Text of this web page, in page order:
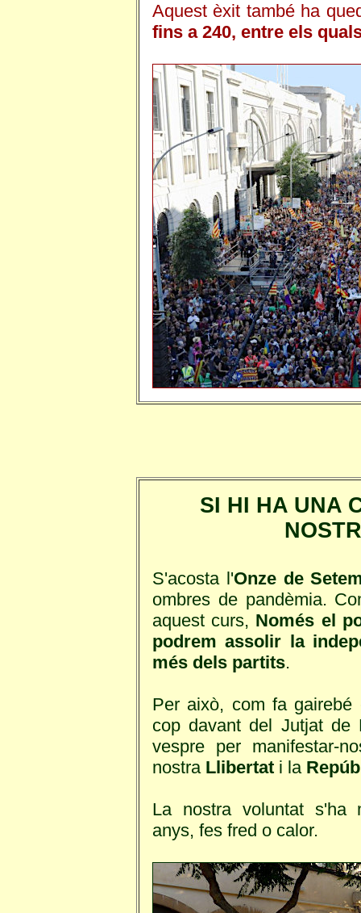
Aquest èxit també ha
fins a 240, entre els
SI HI HA UNA
S'acosta l'Onze de
ombres de pandèmia.
aquest curs, Només el
podrem assolir la
més dels partits.
Per això, com fa
cop davant del Jutjat de
vespre per manifestar-
nostra Llibertat i la
La nostra voluntat s'ha
anys, fes fred o calor.